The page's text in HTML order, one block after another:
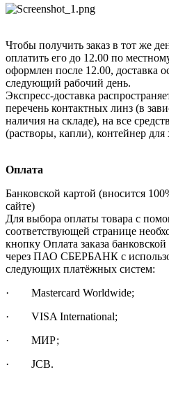
Чтобы получить заказ в тот же
оплатить его до 12.00 по
оформлен после 12.00, доставка
следующий рабочий день.
Экспресс-доставка
перечень контактных линз (в
наличия на складе), на все
(растворы, капли), контейнер для
Оплата
Банковской картой (вносится
сайте)
Для выбора оплаты товара с
соответствующей странице
кнопку Оплата заказа
через ПАО СБЕРБАНК с
следующих платёжных систем:
· Mastercard Worldwide;
· VISA International;
· МИР;
· JCB.